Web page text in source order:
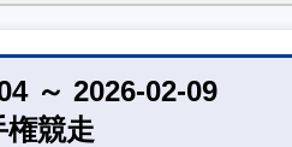
～ 2026-02-09
競走